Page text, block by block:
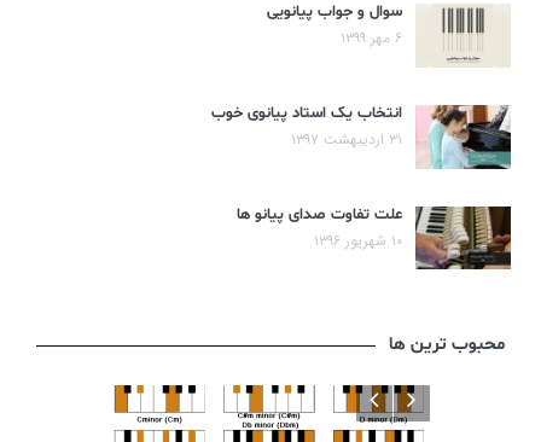
سوال و جواب پیانویی
۶ مهر ۱۳۹۹
انتخاب یک استاد پیانوی خوب
۳۱ اردیبهشت ۱۳۹۷
علت تفاوت صدای پیانو ها
۱۰ شهریور ۱۳۹۶
محبوب ترین ها